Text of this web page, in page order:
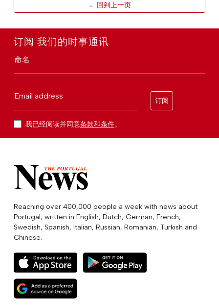
← 回到上一页
订阅 我们的时事通讯
命名
Email address
订阅
我已经阅读并同意条款和条件。
Reaching over 400,000 people a week with news about
Portugal, written in English, Dutch, German, French,
Swedish, Spanish, Italian, Russian, Romanian, Turkish and
Chinese.